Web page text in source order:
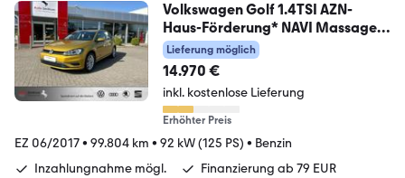
Volkswagen Golf 1.4TSI AZN-
Haus-Förderung* NAVI Massage
ACC
Lieferung möglich
14.970 €
inkl. kostenlose Lieferung
Erhöhter Preis
EZ 06/2017• 99.804 km • 92 kW (125 PS) • Benzin
Inzahlungnahme mögl.
Finanzierung ab 79 EUR